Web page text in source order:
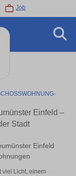
Job
Einfeld –
Stadt
Einfeld
viel Licht, einem